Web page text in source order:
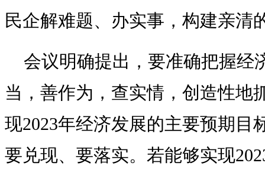
民企解难题、办实事，构建亲清
会议明确提出，要准确把握经
当，善作为，查实情，创造性地
现2023年经济发展的主要预期目
要兑现、要落实。若能够实现